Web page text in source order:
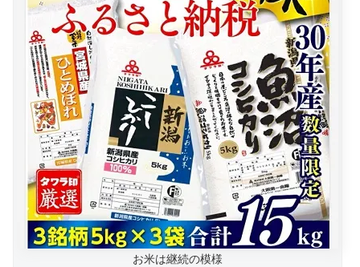
お米は継続の模様